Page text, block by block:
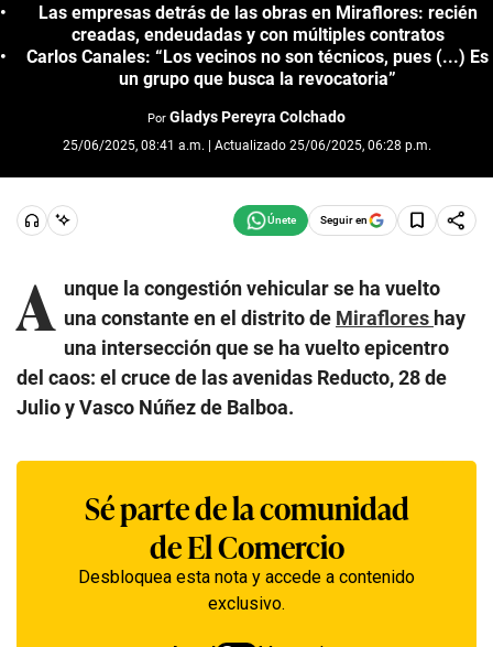
Las empresas detrás de las obras en Miraflores: recién
creadas, endeudadas y con múltiples contratos
Carlos Canales: “Los vecinos no son técnicos, pues (...) Es
un grupo que busca la revocatoria”
Por Gladys Pereyra Colchado
25/06/2025, 08:41 a.m. | Actualizado 25/06/2025, 06:28 p.m.
Seguir en
A unque la congestión vehicular se ha vuelto
una constante en el distrito de Miraflores hay
una intersección que se ha vuelto epicentro
del caos: el cruce de las avenidas Reducto, 28 de
Julio y Vasco Núñez de Balboa.